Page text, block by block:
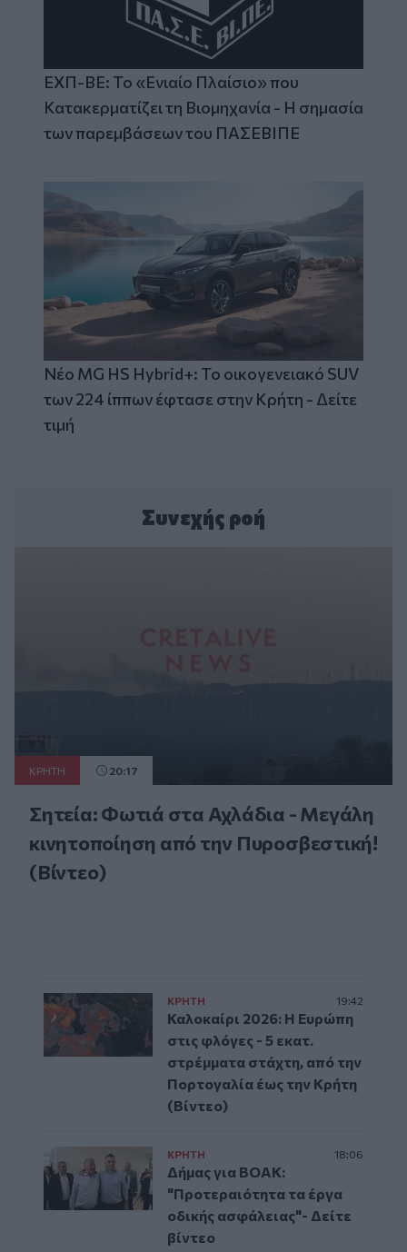
ΕΧΠ-ΒΕ: Το «Ενιαίο Πλαίσιο» που
Κατακερματίζει τη Βιομηχανία - Η σημασία
των παρεμβάσεων του ΠΑΣΕΒΙΠΕ
Νέο MG HS Hybrid+: Το οικογενειακό SUV
των 224 ίππων έφτασε στην Κρήτη - Δείτε
τιμή
Συνεχής ροή
ΚΡΗΤΗ 20:17
Σητεία: Φωτιά στα Αχλάδια - Μεγάλη
κινητοποίηση από την Πυροσβεστική!
(Βίντεο)
ΚΡΗΤΗ 19:42
Καλοκαίρι 2026: Η Ευρώπη
στις φλόγες - 5 εκατ.
στρέμματα στάχτη, από την
Πορτογαλία έως την Κρήτη
(Βίντεο)
ΚΡΗΤΗ 18:06
Δήμας για ΒΟΑΚ:
"Προτεραιότητα τα έργα
οδικής ασφάλειας"- Δείτε
βίντεο